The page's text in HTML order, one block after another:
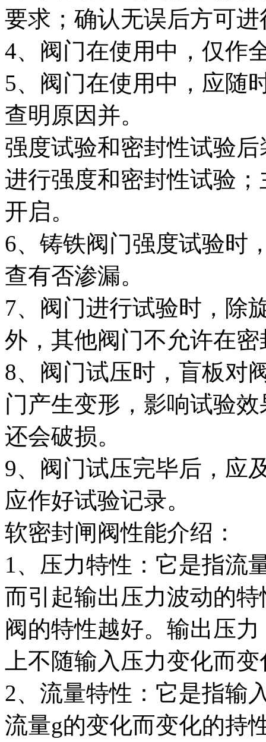
要求；确认无误后方可
4、阀门在使用中，仅作
5、阀门在使用中，应随
查明原因并。
强度试验和密封性试验
进行强度和密封性试验
开启。
6、铸铁阀门强度试验时
查有否渗漏。
7、阀门进行试验时，除
外，其他阀门不允许在
8、阀门试压时，盲板对
门产生变形，影响试验
还会破损。
9、阀门试压完毕后，应
应作好试验记录。
软密封闸阀性能介绍：
1、压力特性：它是指流
而引起输出压力波动的
阀的特性越好。输出压
上不随输入压力变化而
2、流量特性：它是指输
流量g的变化而变化的持